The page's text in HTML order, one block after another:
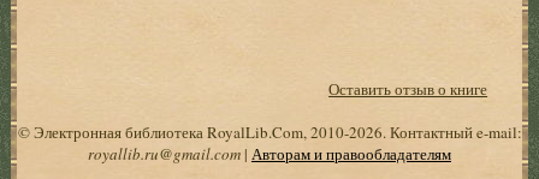
Оставить отзыв о книге
© Электронная библиотека RoyalLib.Com, 2010-2026. Контактный e-mail:
royallib.ru@gmail.com| Авторам и правообладателям